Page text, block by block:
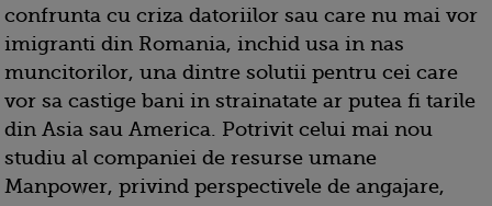
confrunta cu criza datoriilor sau care nu mai vor
imigranti din Romania, inchid usa in nas
muncitorilor, una dintre solutii pentru cei care
vor sa castige bani in strainatate ar putea fi tarile
din Asia sau America. Potrivit celui mai nou
studiu al companiei de resurse umane
Manpower, privind perspectivele de angajare,